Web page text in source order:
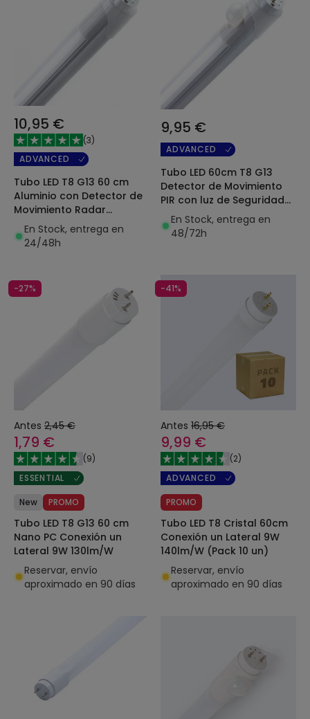
10,95 €
(3)
ADVANCED
Tubo LED T8 G13 60 cm
Aluminio con Detector de
Movimiento Radar
Apagado Total Conexión
un Lateral 9W 100lm/W
En Stock, entrega en
24/48h
9,95 €
ADVANCED
Tubo LED 60cm T8 G13
Detector de Movimiento
PIR con luz de Seguridad
9W 100lm/W Aluminio Dos
Laterales
En Stock, entrega en
48/72h
-27%
Antes 2,45 €
1,79 €
(9)
ESSENTIAL
New PROMO
Tubo LED T8 G13 60 cm
Nano PC Conexión un
Lateral 9W 130lm/W
Reservar, envío
aproximado en 90 días
-41%
Antes 16,95 €
9,99 €
(2)
ADVANCED
PROMO
Tubo LED T8 Cristal 60cm
Conexión un Lateral 9W
140lm/W (Pack 10 un)
Reservar, envío
aproximado en 90 días